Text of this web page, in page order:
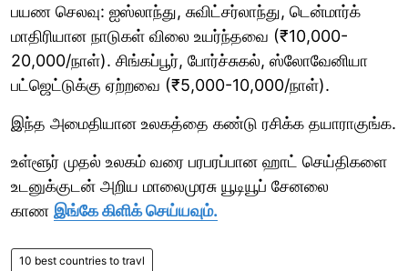
பயண செலவு: ஐஸ்லாந்து, சுவிட்சர்லாந்து, டென்மார்க்
மாதிரியான நாடுகள் விலை உயர்ந்தவை (₹10,000-
20,000/நாள்). சிங்கப்பூர், போர்ச்சுகல், ஸ்லோவேனியா
பட்ஜெட்டுக்கு ஏற்றவை (₹5,000-10,000/நாள்).
இந்த அமைதியான உலகத்தை கண்டு ரசிக்க தயாராகுங்க.
உள்ளூர் முதல் உலகம் வரை பரபரப்பான ஹாட் செய்திகளை
உடனுக்குடன் அறிய மாலைமுரசு யூடியூப் சேனலை
காண இங்கே கிளிக் செய்யவும்.
10 best countries to travl